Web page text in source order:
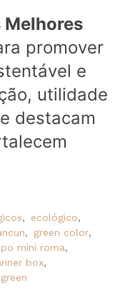
Melhores
promover
e
utilidade
destacam
, ecológico,
, green color,
mini roma,
box,